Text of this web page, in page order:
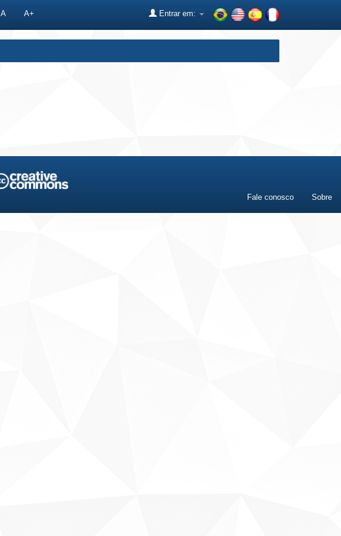
A A+ Entrar em:
Fale conosco Sobre